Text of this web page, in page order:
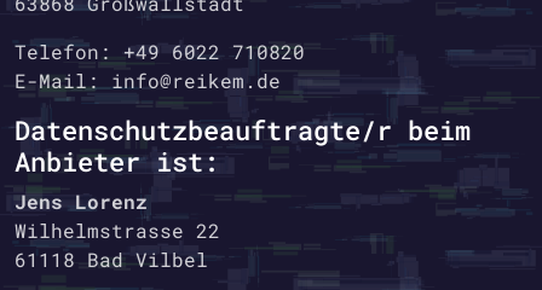
Telefon: +49 6022 710820
E-Mail: info@reikem.de
Datenschutzbeauftragte/r beim
Anbieter ist:
Jens Lorenz
Wilhelmstrasse 22
61118 Bad Vilbel